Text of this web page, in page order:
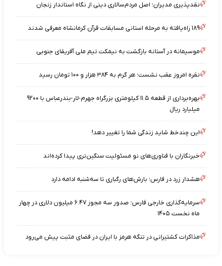
نقدپذیری مدیران؛ اصل مردم‌سالاری دینی از نگاه استاندار زنجان
۱۸۹ راه‌یافته به مرحله استانی مسابقات قرآن کرمانشاه معرفی شدند
موسیمانه در آستانه بازگشت به نیمکت تیم ملی آفریقای جنوبی
نقره امروز عقب نشست؛ هر گرم به ۳۸۴ هزار و ۱۰۰ تومان رسید
بهره‌برداری از قطعه ۱۱.۵ کیلومتری بزرگراه جهرم-لار-بندرعباس با ۹۲۰۰
میلیارد ریال
این چندخط شاید زندگی شما را تغییر دهد!
خبرنگاران با فناوری‌های نو مسئولیت سنگین‌تری پیدا کرده‌اند
هشدار زرد در فارس؛ بارش‌های رگباری تا سه‌شنبه ادامه دارد
سرمایه‌گذاری خارجی فارس؛ صدور سه مجوز ۶.۴۷ میلیون دلاری در چهار
ماه نخست ۱۴۰۵
مذاکرات کشتیرانی در تنگه هرمز با ایران در فضای مثبت پیش می‌رود